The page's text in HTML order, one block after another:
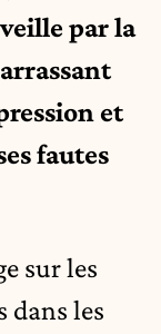
par la
et
fautes
sur les
dans les